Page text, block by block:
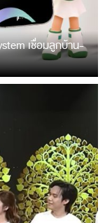
เชื่อมลูกบ้าน-